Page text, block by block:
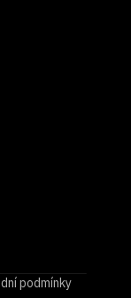
podmínky